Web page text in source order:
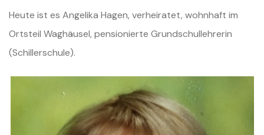
Heute ist es Angelika Hagen, verheiratet, wohnhaft im
Ortsteil Waghäusel, pensionierte Grundschullehrerin
(Schillerschule).